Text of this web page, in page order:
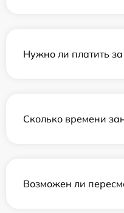
Нужно ли платить
Сколько времени
Возможен ли